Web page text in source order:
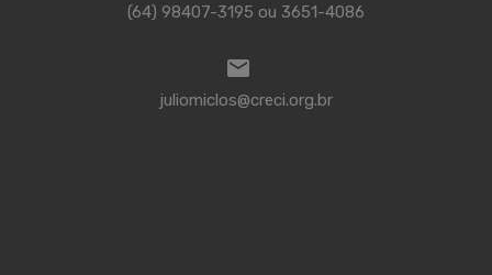
(64) 98407-3195 ou 3651-4086
juliomiclos@creci.org.br